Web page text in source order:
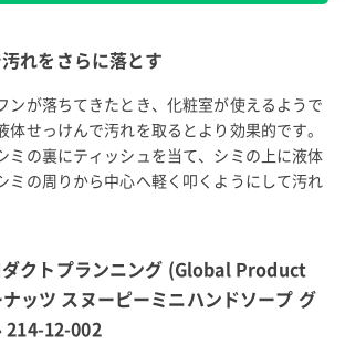
れをさらに落とす
ンが落ちてきたとき、化粧室が使えるようで
体せっけんで汚れを取るとより効果的です。
ミの裏にティッシュを当て、シミの上に液体
ミの周りから中心へ軽く叩くようにして汚れ
クトプランニング (Global Product
ッツ スヌーピーミニハンドソープ グ
214-12-002